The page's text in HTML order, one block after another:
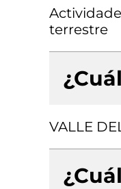
terrestre
VALLE